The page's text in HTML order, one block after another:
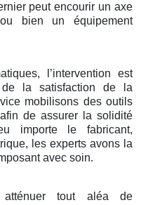
peut encourir un axe
bien un équipement
l’intervention est
de la satisfaction de la
mobilisons des outils
de assurer la solidité
importe le fabricant,
les experts avons la
avec soin.
atténuer tout aléa de